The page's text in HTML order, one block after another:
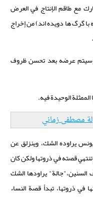
مع طاقم الإنتاج في العرض
با گرگ ها دویده اند) منإخراج
وسيتم عرضه بعد تحسن ظروف
الوحيدة فيه.
مصطفى زماني
يراوده الشك، وينزلق عن
قصته في ذروتها ولكن كان
يراودها الشك
ذروتها، تبدأ قصة النساء